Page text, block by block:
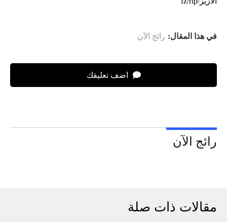
في هذا المقال: رائج الآن
اضف تعليقك
رائج الآن
مقالات ذات صلة